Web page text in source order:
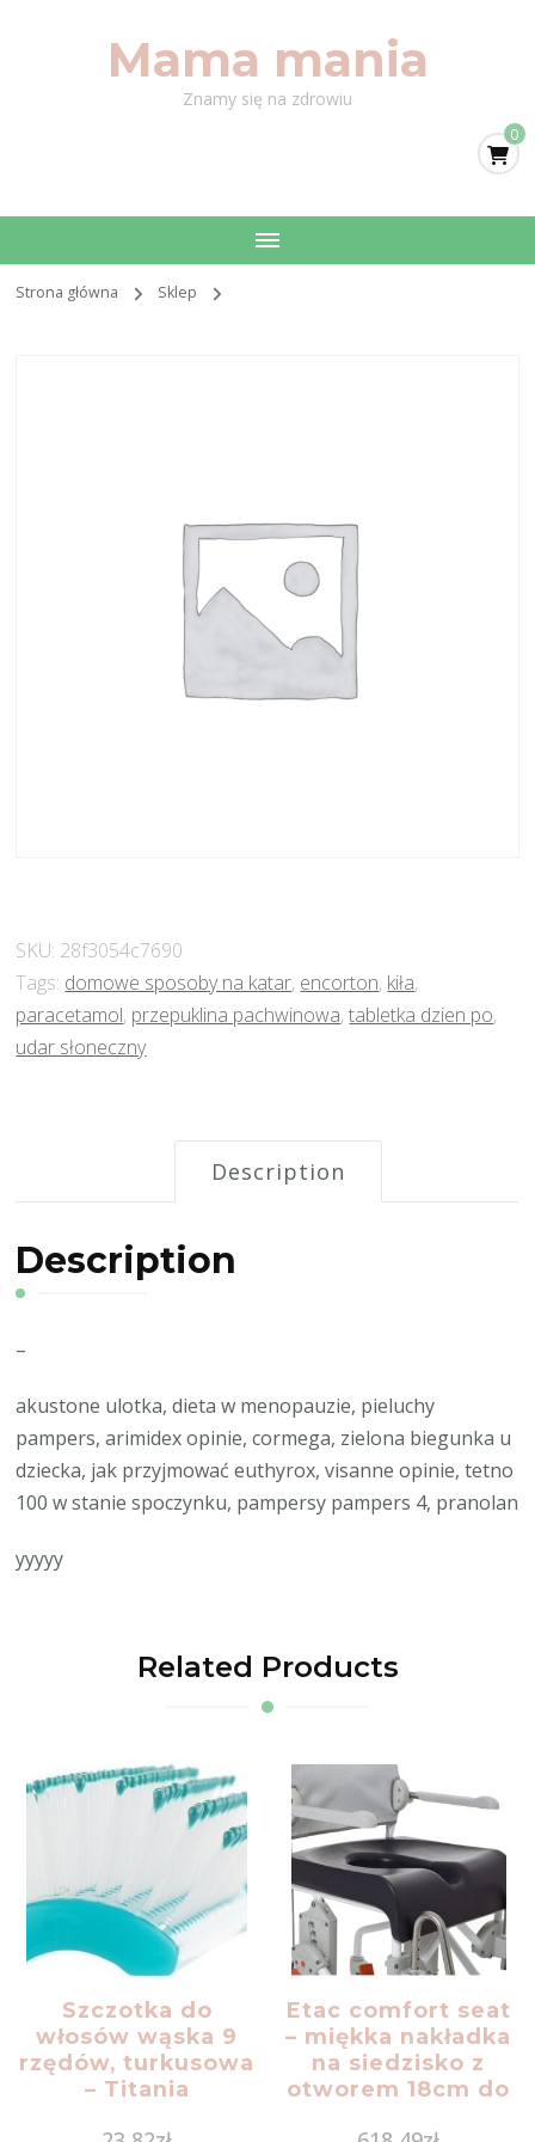
Mama mania
Znamy się na zdrowiu
0
Strona główna Sklep
SKU: 28f3054c7690
Tags: domowe sposoby na katar, encorton, kiła,
paracetamol, przepuklina pachwinowa,tabletka dzien po,
udar słoneczny
Description
Description
–
akustone ulotka, dieta w menopauzie, pieluchy
pampers, arimidex opinie, cormega, zielona biegunka u
dziecka, jak przyjmować euthyrox, visanne opinie, tetno
100 w stanie spoczynku, pampersy pampers 4, pranolan
yyyyy
Related Products
Szczotka do
włosów wąska 9
rzędów, turkusowa
– Titania
Etac comfort seat
– miękka nakładka
na siedzisko z
otworem 18cm do